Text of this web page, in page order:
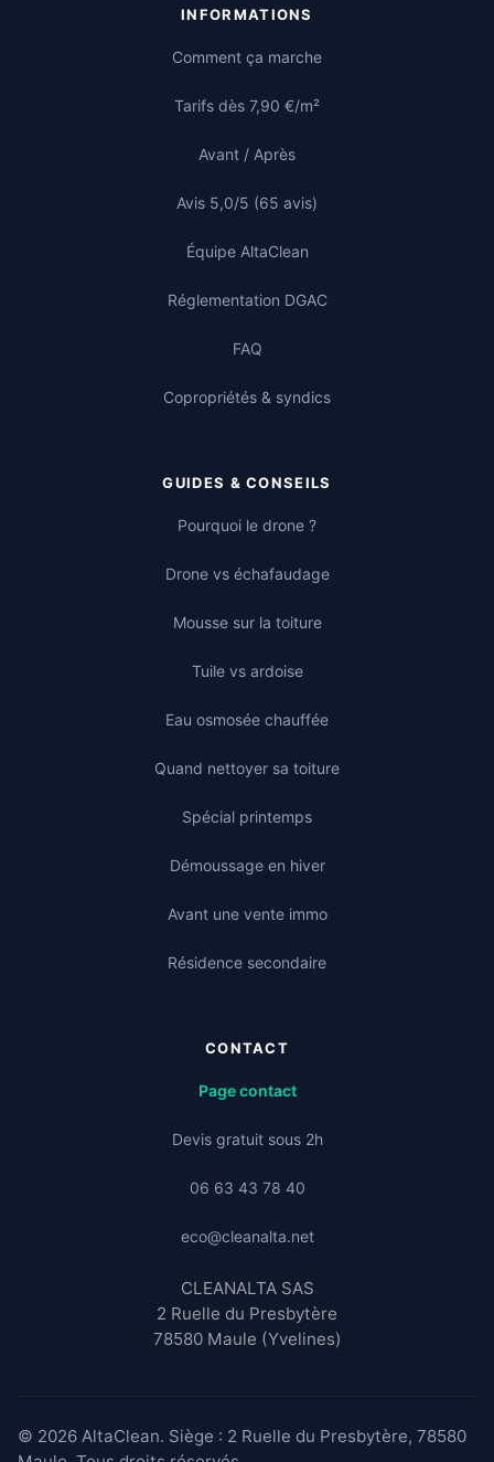
INFORMATIONS
Comment ça marche
Tarifs dès 7,90 €/m²
Avant / Après
Avis 5,0/5 (65 avis)
Équipe AltaClean
Réglementation DGAC
FAQ
Copropriétés & syndics
GUIDES & CONSEILS
Pourquoi le drone ?
Drone vs échafaudage
Mousse sur la toiture
Tuile vs ardoise
Eau osmosée chauffée
Quand nettoyer sa toiture
Spécial printemps
Démoussage en hiver
Avant une vente immo
Résidence secondaire
CONTACT
Page contact
Devis gratuit sous 2h
06 63 43 78 40
eco@cleanalta.net
CLEANALTA SAS
2 Ruelle du Presbytère
78580 Maule (Yvelines)
© 2026 AltaClean. Siège : 2 Ruelle du Presbytère, 78580